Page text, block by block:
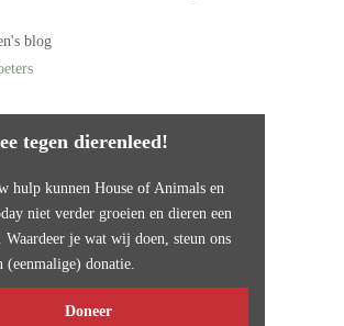
blog
tegen dierenleed!
hulp kunnen House of Animals en
niet verder groeien en dieren een
Waardeer je wat wij doen, steun ons
(eenmalige) donatie.
Doneer